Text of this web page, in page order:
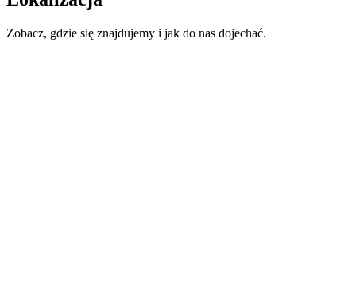
Zobacz, gdzie się znajdujemy i jak do nas dojechać.